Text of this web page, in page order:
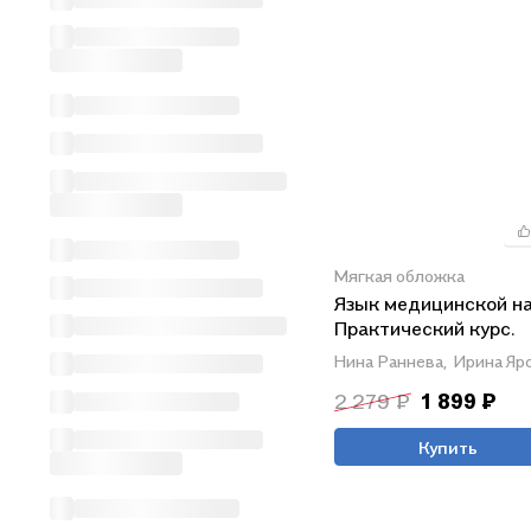
Мягкая обложка
Язык медицинской
Практический курс.
Медико-
профиль. Учебное
для иностранных
В1
Нина Раннева, Ирина
2 279 ₽ 1 899 ₽
Купить